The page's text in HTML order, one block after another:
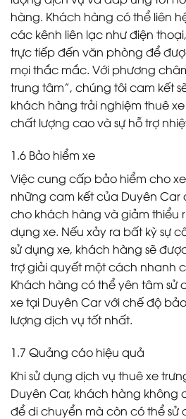
hàng. Khách hàng có thể liên
các kênh liên lạc như điện
trực tiếp đến văn phòng để
mọi thắc mắc. Với phương
trung tâm”, chúng tôi cam kết
khách hàng trải nghiệm thuê
chất lượng cao và sự hỗ trợ
1.6 Bảo hiểm xe
Việc cung cấp bảo hiểm cho
những cam kết của Duyên
cho khách hàng và giảm thiểu
dụng xe. Nếu xảy ra bất kỳ sự
sử dụng xe, khách hàng sẽ
trợ giải quyết một cách nhanh
Khách hàng có thể yên tâm sử
xe tại Duyên Car với chế độ
lượng dịch vụ tốt nhất.
1.7 Quảng cáo hiệu quả
Khi sử dụng dịch vụ thuê xe
Duyên Car, khách hàng không
để di chuyển mà còn có thể sử